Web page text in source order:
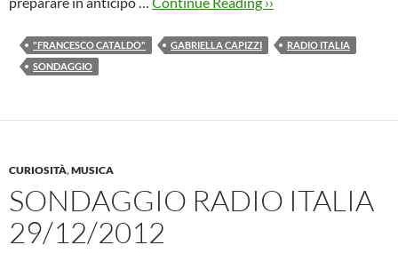
"FRANCESCO CATALDO" GABRIELLA CAPIZZI
RADIO ITALIA
SONDAGGIO
CURIOSITÀ,MUSICA
SONDAGGIO RADIO ITALIA
29/12/2012